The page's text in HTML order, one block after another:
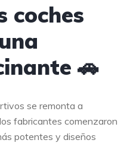
coches
🚗
se remonta a
fabricantes comenzaron
potentes y diseños